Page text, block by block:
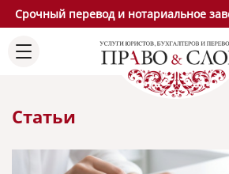
Срочный перевод и нотариальное
Статьи